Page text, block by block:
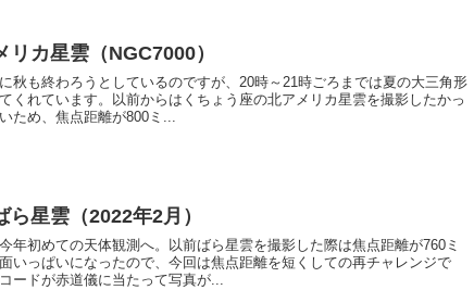
カ星雲（NGC7000）
秋も終わろうとしているのですが、20時～21時ごろまでは夏の大三角形
くれています。以前からはくちょう座の北アメリカ星雲を撮影したかっ
ため、焦点距離が800ミ...
星雲（2022年2月）
年初めての天体観測へ。以前ばら星雲を撮影した際は焦点距離が760ミ
いっぱいになったので、今回は焦点距離を短くしての再チャレンジで
ードが赤道儀に当たって写真が...